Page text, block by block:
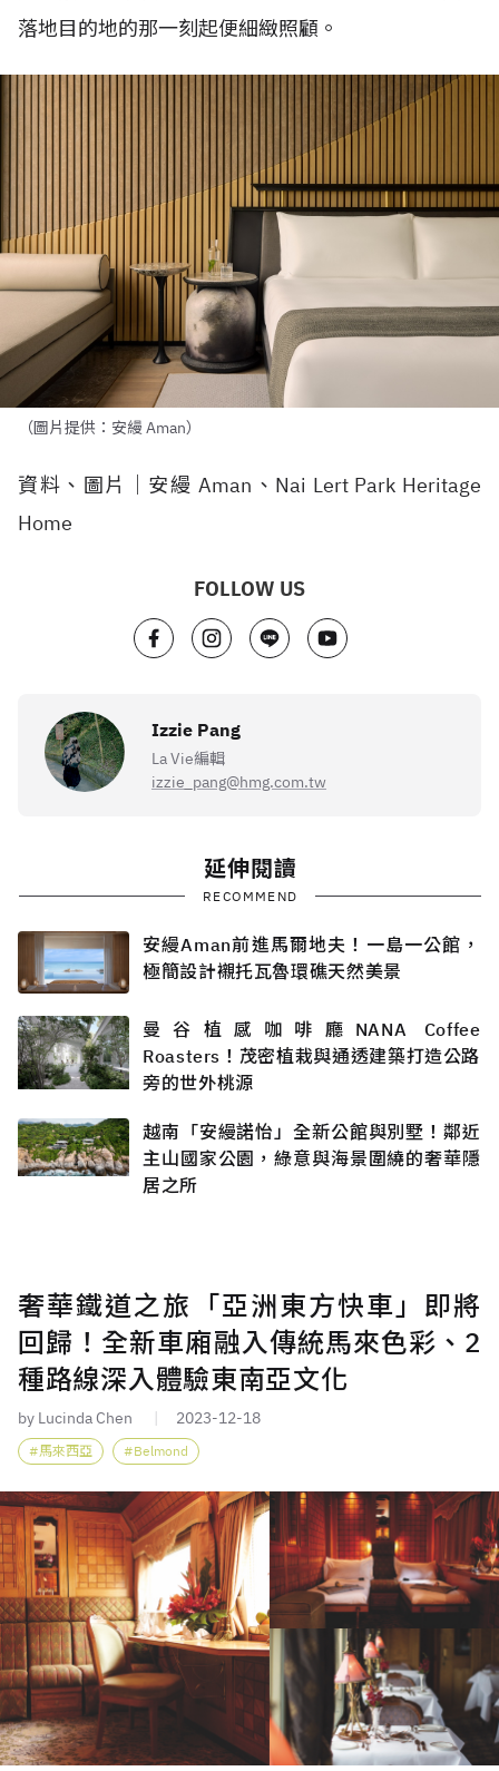
落地目的地的那一刻起便細緻照顧。
（圖片提供：安縵 Aman）
資料、圖片｜安縵 Aman、Nai Lert Park Heritage
Home
FOLLOW US
Izzie Pang
La Vie編輯
izzie_pang@hmg.com.tw
延伸閱讀
RECOMMEND
安縵Aman前進馬爾地夫！一島一公館，
極簡設計襯托瓦魯環礁天然美景
曼谷植感咖啡廳NANA Coffee
Roasters！茂密植栽與通透建築打造公路
旁的世外桃源
越南「安縵諾怡」全新公館與別墅！鄰近
主山國家公園，綠意與海景圍繞的奢華隱
居之所
奢華鐵道之旅「亞洲東方快車」即將
回歸！全新車廂融入傳統馬來色彩、2
種路線深入體驗東南亞文化
by Lucinda Chen 2023-12-18
馬來西亞 Belmond